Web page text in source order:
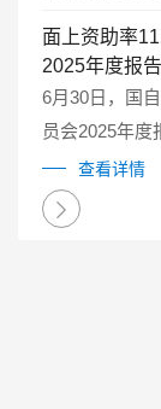
面上资助率
2025年度报告
6月30日，国
员会2025年度
查看详情